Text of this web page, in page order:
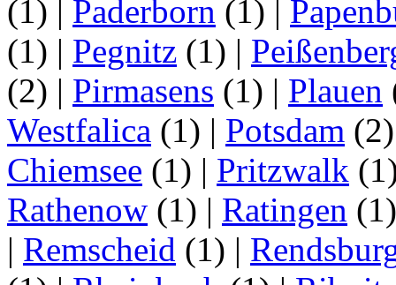
(1) | Paderborn (1) |
(1) | Pegnitz (1) |
(2) | Pirmasens (1) | Plauen
Westfalica (1) | Potsdam
Chiemsee (1) | Pritzwalk
Rathenow (1) | Ratingen
| Remscheid (1) |